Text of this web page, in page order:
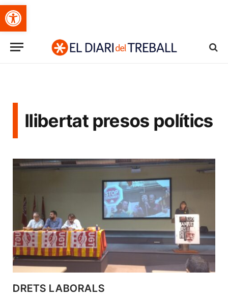
Obre la barra d'eines
llibertat presos polítics
DRETS LABORALS